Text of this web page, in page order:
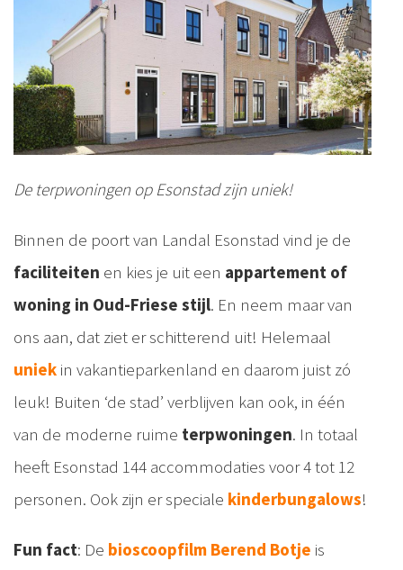
De terpwoningen op Esonstad zijn uniek!
Binnen de poort van Landal Esonstad vind je de
faciliteiten en kies je uit een appartement of
woning in Oud-Friese stijl. En neem maar van
ons aan, dat ziet er schitterend uit! Helemaal
uniek in vakantieparkenland en daarom juist zó
leuk! Buiten ‘de stad’ verblijven kan ook, in één
van de moderne ruime terpwoningen. In totaal
heeft Esonstad 144 accommodaties voor 4 tot 12
personen. Ook zijn er speciale kinderbungalows!
Fun fact: De bioscoopfilm Berend Botje is